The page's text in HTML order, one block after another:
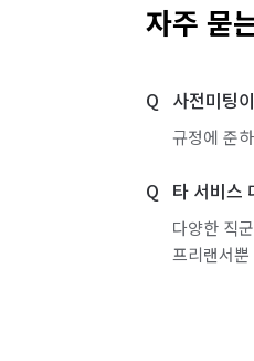
자주 묻
사전미팅
규정에 준
타 서비스
다양한 직
프리랜서